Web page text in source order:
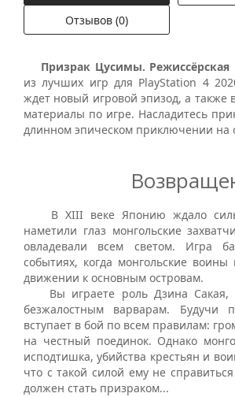
Отзывов (0)
Призрак Цусимы. Режиссёрская
из лучших игр для PlayStation 4
ждет новый игровой эпизод, а
материалы по игре. Насладитесь
длинном эпическом приключении на
В XIII веке Японию ждало
наметили глаз монгольские
овладевали всем светом. Игра
событиях, когда монгольские
движении к основным островам.
Вы играете роль Дзина Сакая,
безжалостным варварам. Будучи
вступает в бой по всем правилам:
на честный поединок. Однако
исподтишка, убийства крестьян и
что с такой силой ему не
должен стать призраком...